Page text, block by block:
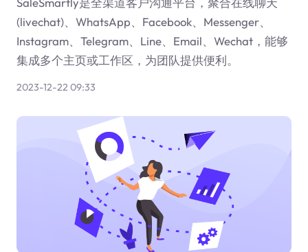
(livechat)、WhatsApp、Facebook、Messenger、
Instagram、Telegram、Line、Email、Wechat，能够
集成多个主页或工作区，为团队提供便利。
2023-12-22 09:33